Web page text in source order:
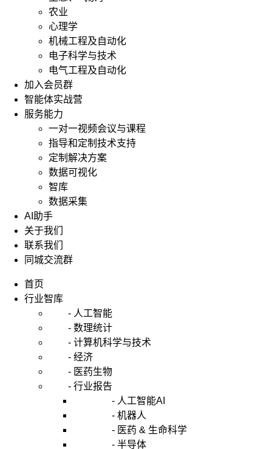
农业
心理学
机械工程及自动化
电子科学与技术
电气工程及自动化
加入会员群
智能体实战营
服务能力
一对一视频会议与课程
指导和定制技术支持
定制解决方案
数据可视化
智库
数据采集
AI助手
关于我们
联系我们
同城交流群
首页
行业智库
- 人工智能
- 数理统计
- 计算机科学与技术
- 经济
- 医药生物
- 行业报告
- 人工智能AI
- 机器人
- 医药 & 生命科学
- 半导体